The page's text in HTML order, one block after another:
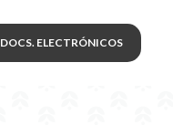
DOCS. ELECTRÓNICOS